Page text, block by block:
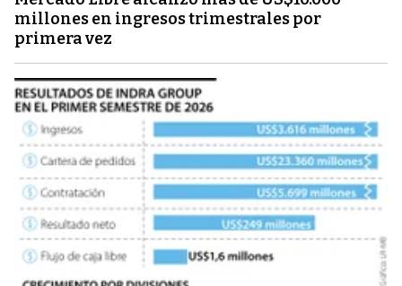
millones en ingresos trimestrales por
primera vez